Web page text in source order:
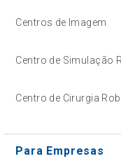
Centros de Imagem
Centro de Simulação
Centro de Cirurgia
Para Empresas